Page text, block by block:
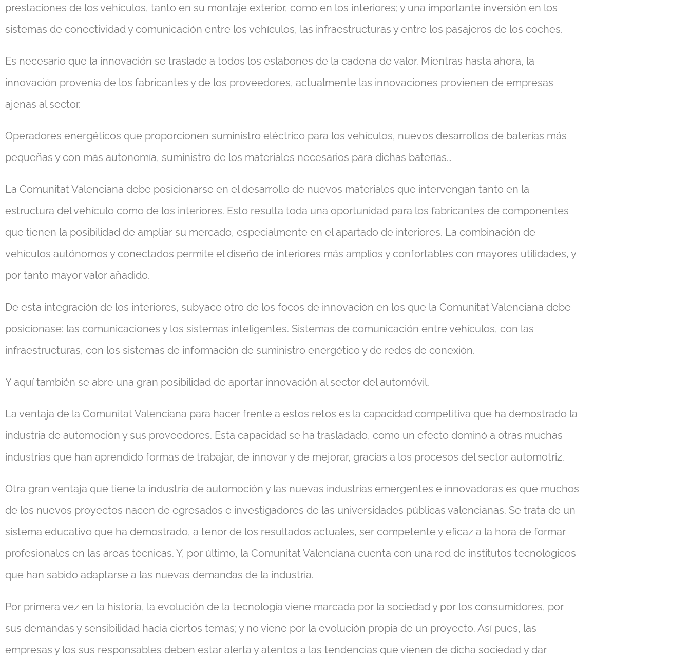
prestaciones de los vehículos, tanto en su montaje exterior, como en los interiores; y una importante inversión en los
sistemas de conectividad y comunicación entre los vehículos, las infraestructuras y entre los pasajeros de los coches.
Es necesario que la innovación se traslade a todos los eslabones de la cadena de valor. Mientras hasta ahora, la
innovación provenía de los fabricantes y de los proveedores, actualmente las innovaciones provienen de empresas
ajenas al sector.
Operadores energéticos que proporcionen suministro eléctrico para los vehículos, nuevos desarrollos de baterías más
pequeñas y con más autonomía, suministro de los materiales necesarios para dichas baterías…
La Comunitat Valenciana debe posicionarse en el desarrollo de nuevos materiales que intervengan tanto en la
estructura del vehículo como de los interiores. Esto resulta toda una oportunidad para los fabricantes de componentes
que tienen la posibilidad de ampliar su mercado, especialmente en el apartado de interiores. La combinación de
vehículos autónomos y conectados permite el diseño de interiores más amplios y confortables con mayores utilidades, y
por tanto mayor valor añadido.
De esta integración de los interiores, subyace otro de los focos de innovación en los que la Comunitat Valenciana debe
posicionase: las comunicaciones y los sistemas inteligentes. Sistemas de comunicación entre vehículos, con las
infraestructuras, con los sistemas de información de suministro energético y de redes de conexión.
Y aquí también se abre una gran posibilidad de aportar innovación al sector del automóvil.
La ventaja de la Comunitat Valenciana para hacer frente a estos retos es la capacidad competitiva que ha demostrado la
industria de automoción y sus proveedores. Esta capacidad se ha trasladado, como un efecto dominó a otras muchas
industrias que han aprendido formas de trabajar, de innovar y de mejorar, gracias a los procesos del sector automotriz.
Otra gran ventaja que tiene la industria de automoción y las nuevas industrias emergentes e innovadoras es que muchos
de los nuevos proyectos nacen de egresados e investigadores de las universidades públicas valencianas. Se trata de un
sistema educativo que ha demostrado, a tenor de los resultados actuales, ser competente y eficaz a la hora de formar
profesionales en las áreas técnicas. Y, por último, la Comunitat Valenciana cuenta con una red de institutos tecnológicos
que han sabido adaptarse a las nuevas demandas de la industria.
Por primera vez en la historia, la evolución de la tecnología viene marcada por la sociedad y por los consumidores, por
sus demandas y sensibilidad hacia ciertos temas; y no viene por la evolución propia de un proyecto. Así pues, las
empresas y los sus responsables deben estar alerta y atentos a las tendencias que vienen de dicha sociedad y dar